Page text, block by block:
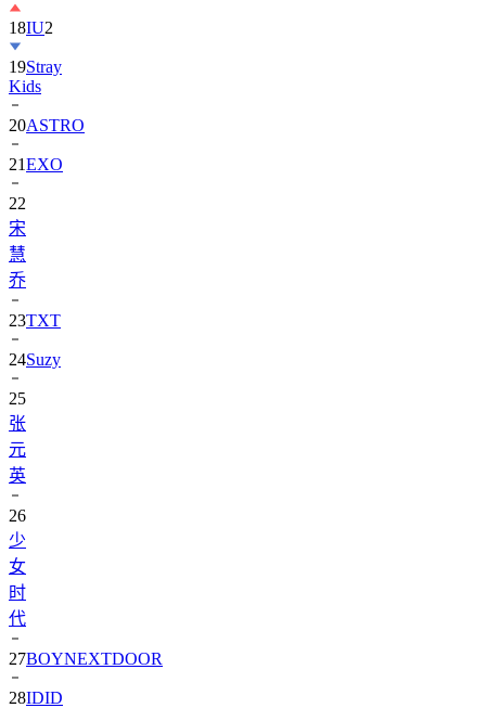
18IU2
19Stray
Kids
20ASTRO
21EXO
22
宋
慧
乔
23TXT
24Suzy
25
张
元
英
26
少
女
时
代
27BOYNEXTDOOR
28IDID